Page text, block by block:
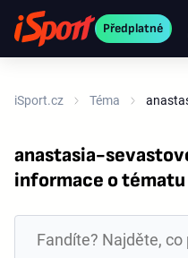
Předplatné
iSport.cz Téma
anastasia-
informace o tématu